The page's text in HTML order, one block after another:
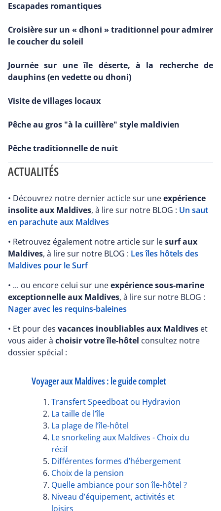
Escapades romantiques
Croisière sur un « dhoni » traditionnel pour admirer
le coucher du soleil
Journée sur une île déserte, à la recherche de
dauphins (en vedette ou dhoni)
Visite de villages locaux
Pêche au gros "à la cuillère" style maldivien
Pêche traditionnelle de nuit
ACTUALITÉS
• Découvrez notre dernier acticle sur uneexpérience
insolite aux Maldives, à lire sur notre BLOG : Un saut
en parachute aux Maldives
• Retrouvez également notre article sur lesurf aux
Maldives, à lire sur notre BLOG : Les îles hôtels des
Maldives pour le Surf
• ... ou encore celui sur uneexpérience sous-marine
exceptionnelle aux Maldives, à lire sur notre BLOG :
Nager avec les requins-baleines
• Et pour des vacances inoubliables aux Maldives et
vous aider à choisir votre île-hôtel consultez notre
dossier spécial :
Voyager aux Maldives : le guide complet
Transfert Speedboat ou Hydravion
La taille de l’île
La plage de l’île-hôtel
Le snorkeling aux Maldives - Choix du
récif
Différentes formes d’hébergement
Choix de la pension
Quelle ambiance pour son île-hôtel ?
Niveau d’équipement, activités et
loisirs